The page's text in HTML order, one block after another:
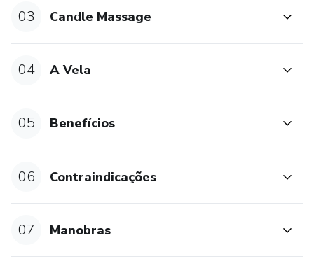
03 Candle Massage
04 A Vela
05 Benefícios
06 Contraindicações
07 Manobras